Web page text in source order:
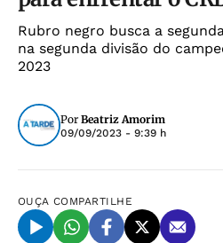
Rubro negro busca a
na segunda divisão do
2023
Por Beatriz Amorim
09/09/2023 - 9:39 h
OUÇA COMPARTILHE